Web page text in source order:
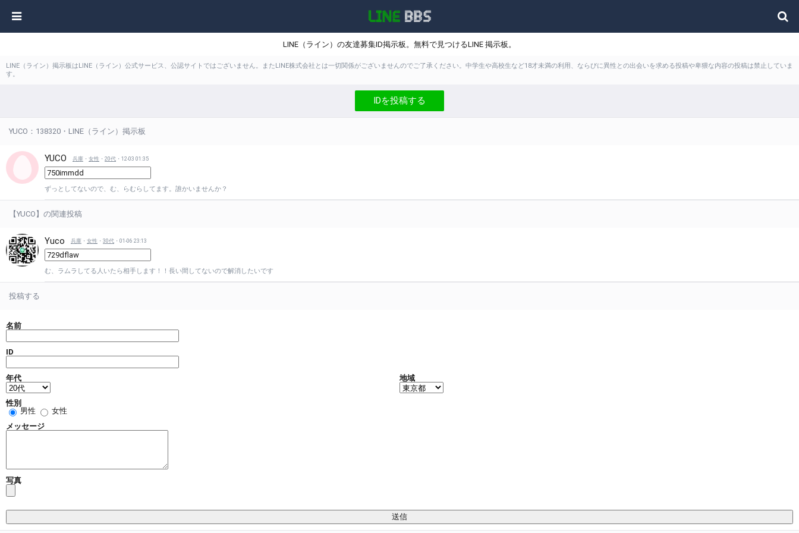
LINE（ライン）の友達募集ID掲示板。無料で見つけるLINE 掲示板。
LINE（ライン）掲示板はLINE（ライン）公式サービス、公認サイトではございません。またLINE株式会社とは一切関係がございませんのでご了承ください。中学生や高校生など18才未満の利用、ならびに異性との出会いを求める投稿や卑猥な内容の投稿は禁止していま
す。
IDを投稿する
YUCO：138320・LINE（ライン）掲示板
YUCO 兵庫 ・ 女性 ・ 20代 ・12-03 01:35
ずっとしてないので、む、らむらしてます。誰かいませんか？
【YUCO】の関連投稿
Yuco 兵庫 ・ 女性 ・ 30代 ・01-06 23:13
む、ラムラしてる人いたら相手します！！長い間してないので解消したいです
投稿する
名前
ID
年代 地域
性別
男性
女性
メッセージ
写真